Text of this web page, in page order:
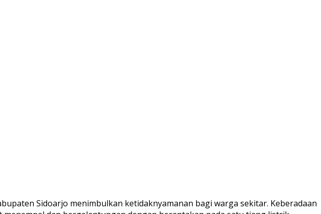
Sidoarjo menimbulkan ketidaknyamanan bagi warga sekitar. Keberadaan